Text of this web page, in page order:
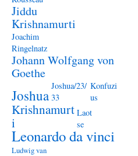
Jiddu
Krishnamurti
Joachim
Ringelnatz
Johann Wolfgang von
Goethe
Joshua
Joshua/23/
33
Konfuzi
us
Krishnamurt
i
Laot
se
Leonardo da vinci
Ludwig van